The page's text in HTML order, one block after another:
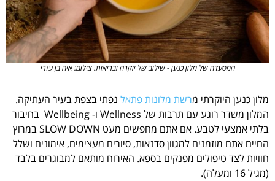
המסעדה של מלון כנען - שילוב של יוקרה ובריאות. צילום: איה בן עזרי
מלון כנען היוקרתי מרשת מלונות פתאל נפתי בצפת בעיר העתיקה.
המלון משדר רוגע עם תרבות של Wellness ו- Wellbeing בחיבור
בלתי אמצעי לטבע. אם אתם מחפשים מעט SLOW DOWN במרוץ
החיים אתם מוזמנים למגוון סדנאות, סיורים מעצימים, אימונים ושלל
חוויות לצד טיפולים מפנקים בספא. האירוח מותאם למבוגרים בלבד
(מגיל 16 ומעלה).